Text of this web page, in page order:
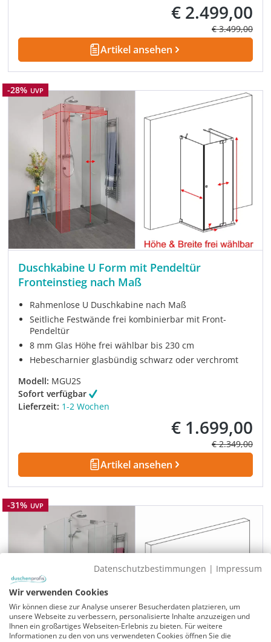
Verkaufspreis:
€ 2.499,00
Regulärer
€ 3.499,00
Artikel ansehen
Rabatt
-28% UVP
Duschkabine U Form mit Pendeltür
Fronteinstieg nach Maß
Rahmenlose U Duschkabine nach Maß
Seitliche Festwände frei kombinierbar mit Front-
Pendeltür
8 mm Glas Höhe frei wählbar bis 230 cm
Hebescharnier glasbündig schwarz oder verchromt
Modell: MGU2S
Sofort verfügbar
Lieferzeit: 1-2 Wochen
Verkaufspreis:
€ 1.699,00
Regulärer
€ 2.349,00
Artikel ansehen
Rabatt
-31% UVP
Datenschutzbestimmungen | Impressum
Wir verwenden Cookies
Wir können diese zur Analyse unserer Besucherdaten platzieren, um
unsere Webseite zu verbessern, personalisierte Inhalte anzuzeigen und
Ihnen ein großartiges Webseiten-Erlebnis zu bieten. Für weitere
Informationen zu den von uns verwendeten Cookies öffnen Sie die